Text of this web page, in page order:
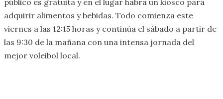
adquirir alimentos y bebidas. Todo comienza este
viernes a las 12:15 horas y continúa el sábado a partir de
las 9:30 de la mañana con una intensa jornada del
mejor voleibol local.